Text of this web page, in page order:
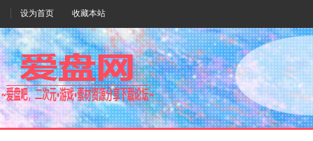
设为首页 收藏本站